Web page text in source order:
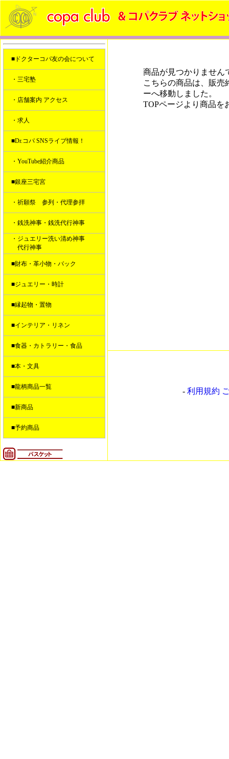
■ドクターコパ友の会について
・三宅塾
・店舗案内 アクセス
・求人
■Dr.コパ SNSライブ情報！
・YouTube紹介商品
■銀座三宅宮
・祈願祭 参列・代理参拝
・銭洗神事・銭洗代行神事
・ジュエリー洗い清め神事
代行神事
■財布・革小物・バック
■ジュエリー・時計
■縁起物・置物
■インテリア・リネン
■食器・カトラリー・食品
■本・文具
■龍柄商品一覧
■新商品
■予約商品
商品が見つかりません
こちらの商品は、販売
ーへ移動しました。
TOPページより商品を
- 利用規約